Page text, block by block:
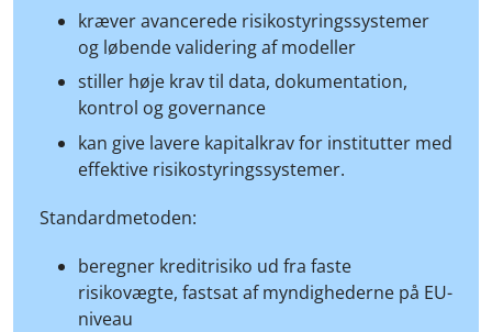
kræver avancerede risikostyringssystemer
og løbende validering af modeller
stiller høje krav til data, dokumentation,
kontrol og governance
kan give lavere kapitalkrav for institutter med
effektive risikostyringssystemer.
Standardmetoden:
beregner kreditrisiko ud fra faste
risikovægte, fastsat af myndighederne på EU-
niveau